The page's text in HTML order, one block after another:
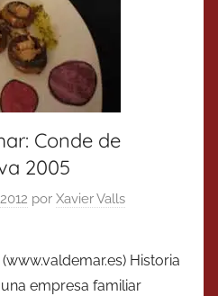
Conde de
2005
por Xavier Valls
(www.valdemar.es) Historia
empresa familiar